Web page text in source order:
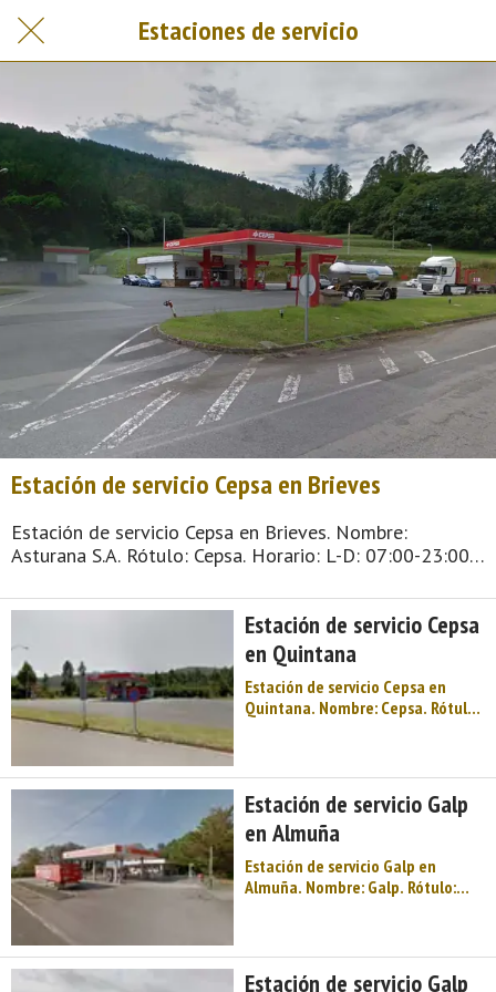
Estaciones de servicio
Estación de servicio Cepsa en Brieves
Estación de servicio Cepsa en Brieves. Nombre:
Asturana S.A. Rótulo: Cepsa. Horario: L-D: 07:00-23:00.
Tipo de combustible disponible: Gasóleo A - Gasóleo B
Estación de servicio Cepsa
en Quintana
Estación de servicio Cepsa en
Quintana. Nombre: Cepsa. Rótulo:
Tipo de combustible disponible:
Gasóleo A - Gasóleo B - Gasolina
95 ...
Estación de servicio Galp
en Almuña
Estación de servicio Galp en
Almuña. Nombre: Galp. Rótulo:
combustible disponible: Gasóleo A
Estación de servicio Galp